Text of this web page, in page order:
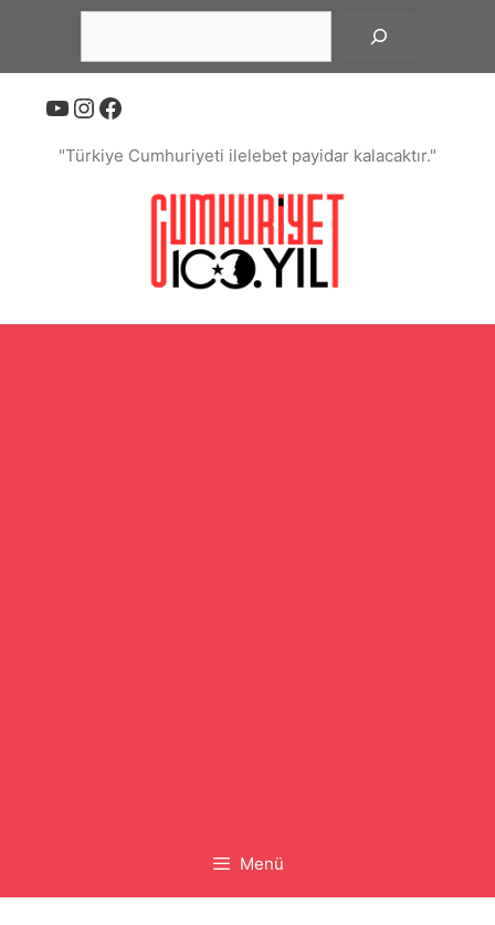
YouTube
Instagram
Facebook
"Türkiye Cumhuriyeti ilelebet payidar kalacaktır."
Menü